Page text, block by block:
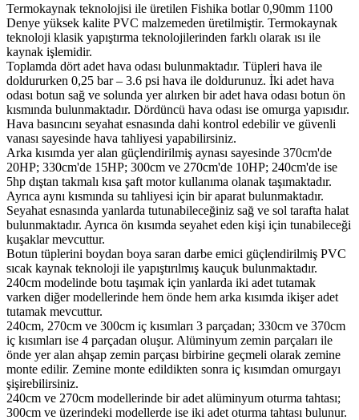
Termokaynak teknolojisi ile üretilen Fishika botlar 0,90mm 1100
Denye yüksek kalite PVC malzemeden üretilmiştir. Termokaynak
teknoloji klasik yapıştırma teknolojilerinden farklı olarak ısı ile
kaynak işlemidir.
Toplamda dört adet hava odası bulunmaktadır. Tüpleri hava ile
doldururken 0,25 bar – 3.6 psi hava ile doldurunuz. İki adet hava
odası botun sağ ve solunda yer alırken bir adet hava odası botun ön
kısmında bulunmaktadır. Dördüncü hava odası ise omurga yapısıdır.
Hava basıncını seyahat esnasında dahi kontrol edebilir ve güvenli
vanası sayesinde hava tahliyesi yapabilirsiniz.
Arka kısımda yer alan güçlendirilmiş aynası sayesinde 370cm'de
20HP; 330cm'de 15HP; 300cm ve 270cm'de 10HP; 240cm'de ise
5hp dıştan takmalı kısa şaft motor kullanıma olanak taşımaktadır.
Ayrıca aynı kısmında su tahliyesi için bir aparat bulunmaktadır.
Seyahat esnasında yanlarda tutunabileceğiniz sağ ve sol tarafta halat
bulunmaktadır. Ayrıca ön kısımda seyahet eden kişi için tunabileceği
kuşaklar mevcuttur.
Botun tüplerini boydan boya saran darbe emici güçlendirilmiş PVC
sıcak kaynak teknoloji ile yapıştırılmış kauçuk bulunmaktadır.
240cm modelinde botu taşımak için yanlarda iki adet tutamak
varken diğer modellerinde hem önde hem arka kısımda ikişer adet
tutamak mevcuttur.
240cm, 270cm ve 300cm iç kısımları 3 parçadan; 330cm ve 370cm
iç kısımları ise 4 parçadan oluşur. Alüminyum zemin parçaları ile
önde yer alan ahşap zemin parçası birbirine geçmeli olarak zemine
monte edilir. Zemine monte edildikten sonra iç kısımdan omurgayı
şişirebilirsiniz.
240cm ve 270cm modellerinde bir adet alüminyum oturma tahtası;
300cm ve üzerindeki modellerde ise iki adet oturma tahtası bulunur.